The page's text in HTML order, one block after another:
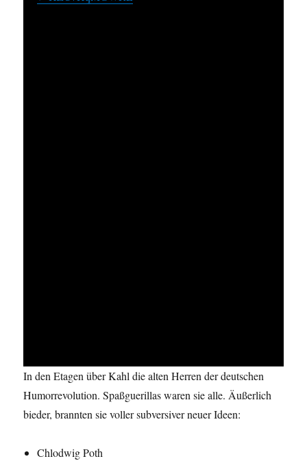
In den Etagen über Kahl die alten Herren der deutschen
Humorrevolution. Spaßguerillas waren sie alle. Äußerlich
bieder, brannten sie voller subversiver neuer Ideen:
Chlodwig Poth